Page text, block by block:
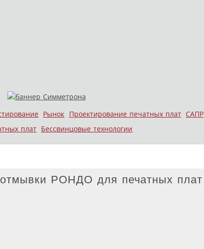
Рынок Проектирование печатных плат САПР
плат Бессвинцовые технологии
отмывки РОНДО для печатных плат